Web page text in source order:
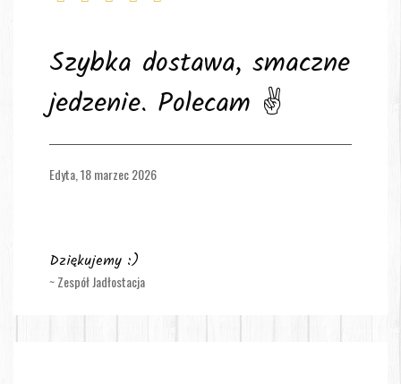
Szybka dostawa, smaczne
jedzenie. Polecam ✌️
Edyta,18 marzec 2026
Dziękujemy :)
~ Zespół Jadłostacja